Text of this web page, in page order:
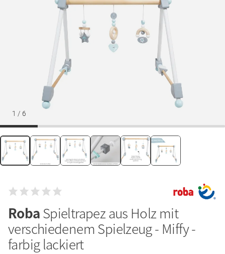
1 / 6
RobaSpieltrapez aus Holz mit
verschiedenem Spielzeug - Miffy -
farbig lackiert